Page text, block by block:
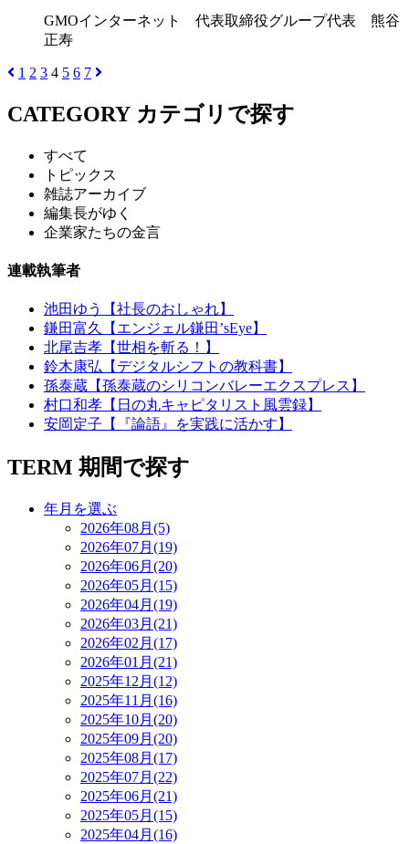
GMOインターネット 代表取締役グループ代表 熊谷
正寿
1 2 3 4 5 6 7
CATEGORY カテゴリで探す
すべて
トピックス
雑誌アーカイブ
編集長がゆく
企業家たちの金言
連載執筆者
池田ゆう【社長のおしゃれ】
鎌田富久【エンジェル鎌田’sEye】
北尾吉孝【世相を斬る！】
鈴木康弘【デジタルシフトの教科書】
孫泰蔵【孫泰蔵のシリコンバレーエクスプレス】
村口和孝【日の丸キャピタリスト風雲録】
安岡定子【『論語』を実践に活かす】
TERM 期間で探す
年月を選ぶ
2026年08月(5)
2026年07月(19)
2026年06月(20)
2026年05月(15)
2026年04月(19)
2026年03月(21)
2026年02月(17)
2026年01月(21)
2025年12月(12)
2025年11月(16)
2025年10月(20)
2025年09月(20)
2025年08月(17)
2025年07月(22)
2025年06月(21)
2025年05月(15)
2025年04月(16)